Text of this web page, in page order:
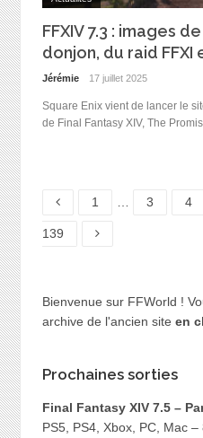
FFXIV 7.3 : images
donjon, du raid FFXI
Jérémie 17 juillet 2025
Square Enix vient de lancer le
de Final Fantasy XIV, The
Page
1 Page
3 4
139
Bienvenue sur FFWorld !
archive de l'ancien site en
Prochaines sorties
Final Fantasy XIV 7.5 –
PS5, PS4, Xbox, PC, Mac